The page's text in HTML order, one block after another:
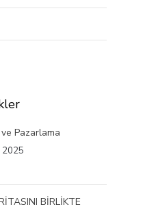
ve Pazarlama
2025
BİRLİKTE